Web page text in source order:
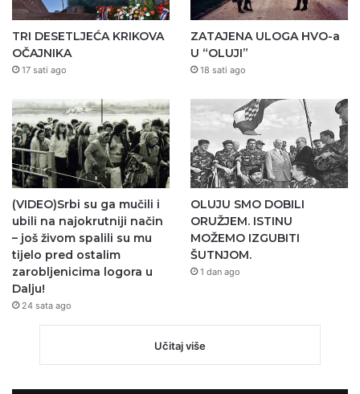
TRI DESETLJEĆA KRIKOVA
OČAJNIKA
17 sati ago
ZATAJENA ULOGA HVO-a
U “OLUJI”
18 sati ago
(VIDEO)Srbi su ga mučili i
ubili na najokrutniji način
– još živom spalili su mu
tijelo pred ostalim
zarobljenicima logora u
Dalju!
24 sata ago
OLUJU SMO DOBILI
ORUŽJEM. ISTINU
MOŽEMO IZGUBITI
ŠUTNJOM.
1 dan ago
Učitaj više